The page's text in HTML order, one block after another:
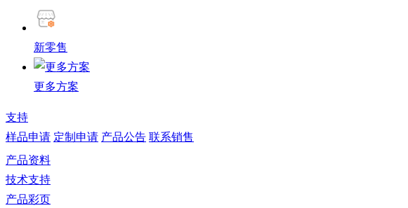
新零售
更多方案
支持
样品申请 定制申请 产品公告 联系销售
产品资料
技术支持
产品彩页